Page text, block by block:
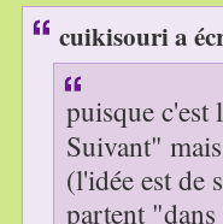
cuikisouri a
puisque
Suivant"
(l'idée est de
partent